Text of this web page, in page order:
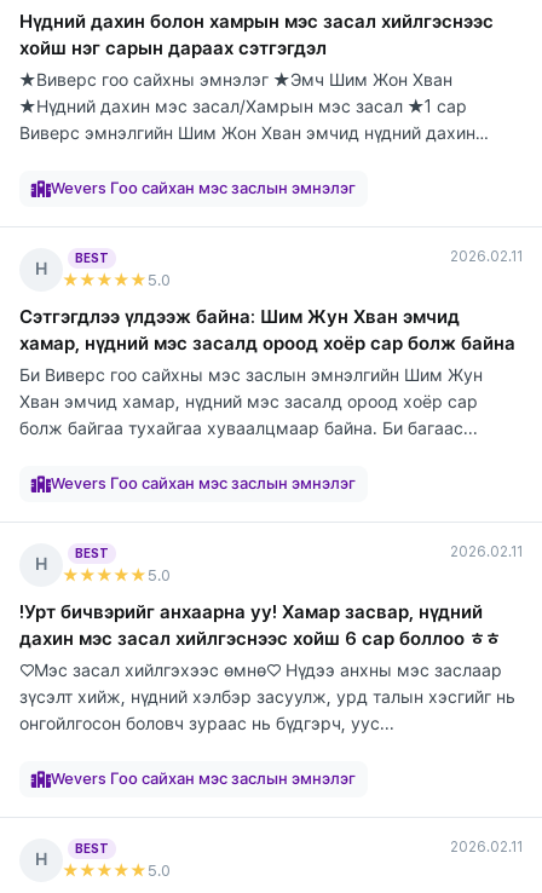
Нүдний дахин болон хамрын мэс засал хийлгэснээс
хойш нэг сарын дараах сэтгэгдэл
★Виверс гоо сайхны эмнэлэг ★Эмч Шим Жон Хван
★Нүдний дахин мэс засал/Хамрын мэс засал ★1 сар
Виверс эмнэлгийн Шим Жон Хван эмчид нүдний дахин
Wevers Гоо сайхан мэс заслын эмнэлэг
Н
BEST
★★★★★ 5.0
2026.02.11
Сэтгэгдлээ үлдээж байна: Шим Жун Хван эмчид
хамар, нүдний мэс засалд ороод хоёр сар болж байна
Би Виверс гоо сайхны мэс заслын эмнэлгийн Шим Жун
Хван эмчид хамар, нүдний мэс засалд ороод хоёр сар
болж байгаа тухайгаа хуваалцмаар байна. Би багаас...
Wevers Гоо сайхан мэс заслын эмнэлэг
Н
BEST
★★★★★ 5.0
2026.02.11
!Урт бичвэрийг анхаарна уу! Хамар засвар, нүдний
дахин мэс засал хийлгэснээс хойш 6 сар боллоо ㅎㅎ
♡Мэс засал хийлгэхээс өмнө♡ Нүдээ анхны мэс заслаар
зүсэлт хийж, нүдний хэлбэр засуулж, урд талын хэсгийг нь
онгойлгосон боловч зураас нь бүдгэрч, уус...
Wevers Гоо сайхан мэс заслын эмнэлэг
Н
BEST
★★★★★ 5.0
2026.02.11